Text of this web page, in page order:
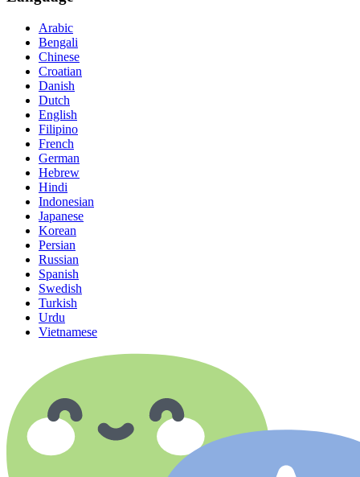
Arabic
Bengali
Chinese
Croatian
Danish
Dutch
English
Filipino
French
German
Hebrew
Hindi
Indonesian
Japanese
Korean
Persian
Russian
Spanish
Swedish
Turkish
Urdu
Vietnamese